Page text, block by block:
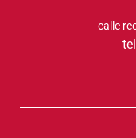
calle